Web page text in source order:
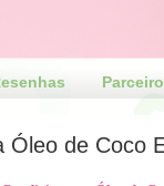
Óleo de Coco